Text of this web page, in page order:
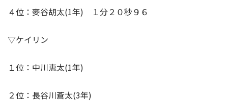
４位：麥谷胡太(1年) １分２０秒９６
▽ケイリン
１位：中川恵太(1年)
２位：長谷川蒼太(3年)